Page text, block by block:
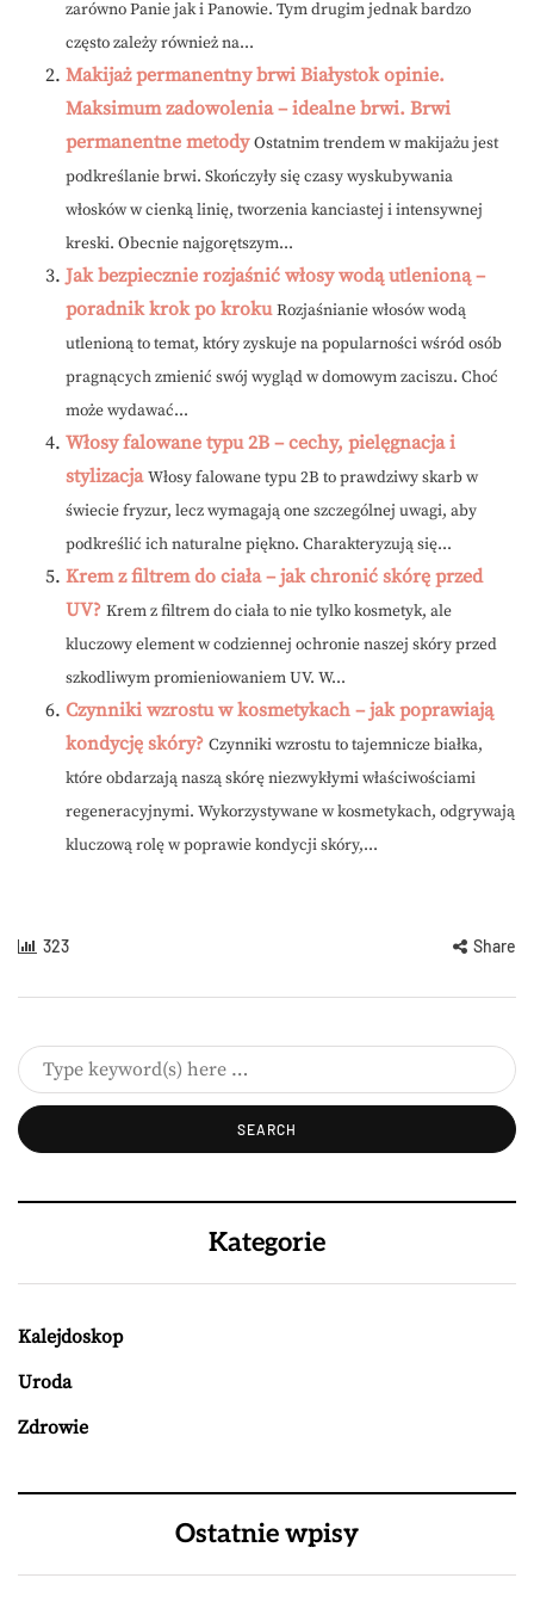
zarówno Panie jak i Panowie. Tym drugim jednak bardzo
często zależy również na...
Makijaż permanentny brwi Białystok opinie.
Maksimum zadowolenia – idealne brwi. Brwi
permanentne metody Ostatnim trendem w makijażu jest
podkreślanie brwi. Skończyły się czasy wyskubywania
włosków w cienką linię, tworzenia kanciastej i intensywnej
kreski. Obecnie najgorętszym...
Jak bezpiecznie rozjaśnić włosy wodą utlenioną –
poradnik krok po kroku Rozjaśnianie włosów wodą
utlenioną to temat, który zyskuje na popularności wśród osób
pragnących zmienić swój wygląd w domowym zaciszu. Choć
może wydawać...
Włosy falowane typu 2B – cechy, pielęgnacja i
stylizacja Włosy falowane typu 2B to prawdziwy skarb w
świecie fryzur, lecz wymagają one szczególnej uwagi, aby
podkreślić ich naturalne piękno. Charakteryzują się...
Krem z filtrem do ciała – jak chronić skórę przed
UV? Krem z filtrem do ciała to nie tylko kosmetyk, ale
kluczowy element w codziennej ochronie naszej skóry przed
szkodliwym promieniowaniem UV. W...
Czynniki wzrostu w kosmetykach – jak poprawiają
kondycję skóry? Czynniki wzrostu to tajemnicze białka,
które obdarzają naszą skórę niezwykłymi właściwościami
regeneracyjnymi. Wykorzystywane w kosmetykach, odgrywają
kluczową rolę w poprawie kondycji skóry,...
323 Share
Kategorie
Kalejdoskop
Uroda
Zdrowie
Ostatnie wpisy